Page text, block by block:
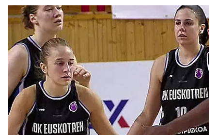
Herri-kirolak
Balonmano
Kirolak 360
Atletismo
Carreras de montaña